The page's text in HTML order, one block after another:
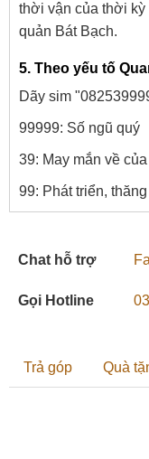
thời vận của thời kỳ
quản Bát Bạch.
5. Theo yếu tố
Dãy sim
99999: Số ngũ quý
39: May mắn về
99: Phát triển,
Chat hỗ trợ
Gọi Hotline
Trả góp Quà